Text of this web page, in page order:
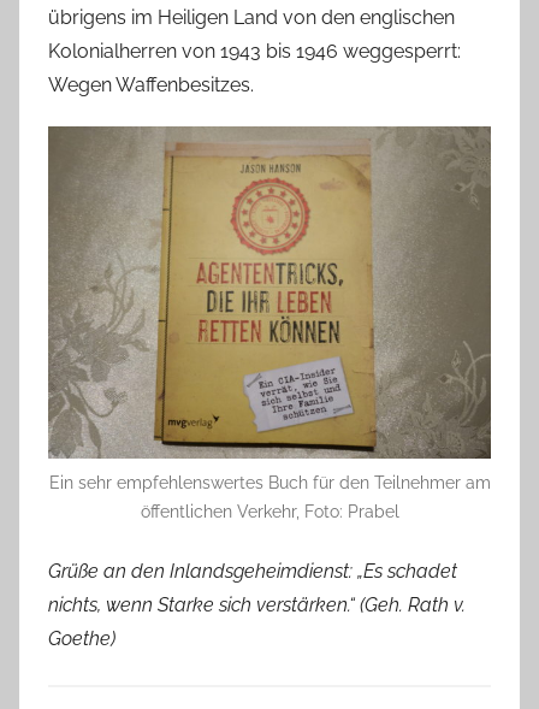
übrigens im Heiligen Land von den englischen
Kolonialherren von 1943 bis 1946 weggesperrt:
Wegen Waffenbesitzes.
Ein sehr empfehlenswertes Buch für den Teilnehmer am
öffentlichen Verkehr, Foto: Prabel
Grüße an den Inlandsgeheimdienst: „Es schadet
nichts, wenn Starke sich verstärken.“ (Geh. Rath v.
Goethe)